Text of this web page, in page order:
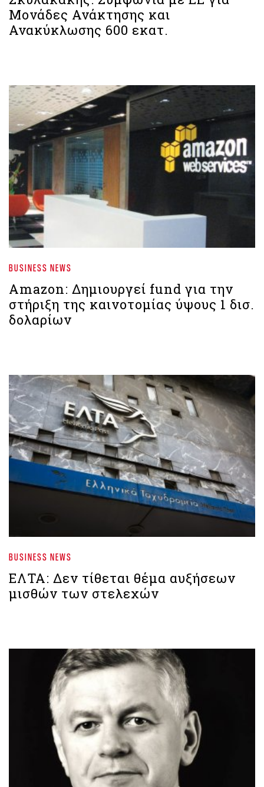
Μονάδες Ανάκτησης και
Ανακύκλωσης 600 εκατ.
BUSINESS NEWS
Amazon: Δημιουργεί fund για την
στήριξη της καινοτομίας ύψους 1 δισ.
δολαρίων
BUSINESS NEWS
ΕΛΤΑ: Δεν τίθεται θέμα αυξήσεων
μισθών των στελεχών